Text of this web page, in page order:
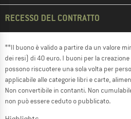
RECESSO DEL CONTRATTO
**Il buono è valido a partire da un valore
dei resi) di 40 euro. I buoni per la
possono riscuotere una sola volta per
applicabile alle categorie libri e carte,
Non convertibile in contanti. Non
non può essere ceduto o pubblicato.